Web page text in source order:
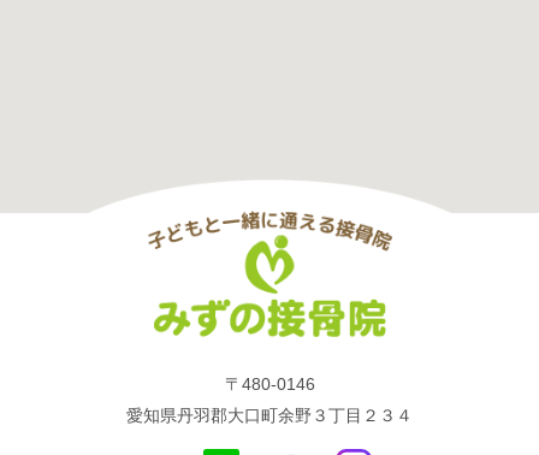
〒480-0146
愛知県丹羽郡大口町余野３丁目２３４